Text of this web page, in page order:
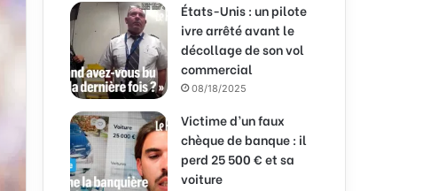
États-Unis : un pilote
ivre arrêté avant le
décollage de son vol
commercial
08/18/2025
Victime d’un faux
chèque de banque : il
perd 25 500 € et sa
voiture